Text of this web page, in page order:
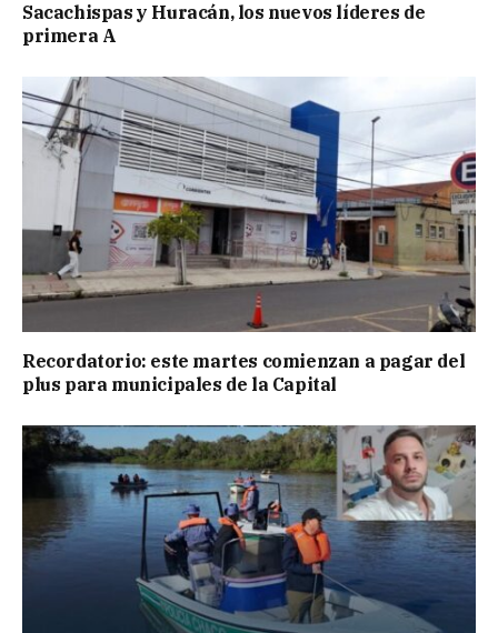
Sacachispas y Huracán, los nuevos líderes de
primera A
Recordatorio: este martes comienzan a pagar del
plus para municipales de la Capital